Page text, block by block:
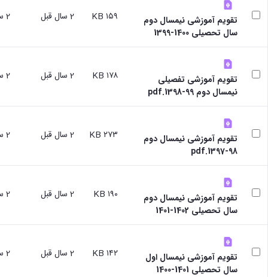
مهندسی
کبودرآهنگ
مدیریت
و
حسابداری
رزن
صنایع
غذایی
بهار
نهاوند
سایر
برنامه
آموزشی
آموزش
های
آزاد
برنامه
زمانی
آموزش
تقویم
آموزشی
تقویم آموزشی نیمسال دوم
سال تحصیلی 1400-1399
۱۵۹ KB 2 سال قبل 2 سال قبل
تقویم آموزشی تفصیلی
نیمسال دوم 99-1398.pdf
۱۷۸ KB 2 سال قبل 2 سال قبل
تقویم آموزشی نیمسال دوم
98-1397.pdf
۲۷۳ KB 2 سال قبل 2 سال قبل
تقویم آموزشی نیمسال دوم
سال تحصیلی 1402-1401
۱۹۰ KB 2 سال قبل 2 سال قبل
تقویم آموزشی نیمسال اول
سال تحصیلی 1401-1400
۱۴۲ KB 2 سال قبل 2 سال قبل